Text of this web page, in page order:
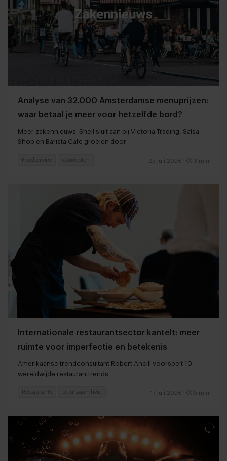
Analyse van 32.000 Amsterdamse menuprijzen:
waar betaal je meer voor hetzelfde bord?
Meer zakennieuws: Shell sluit aan bij Victoria Trading, Salsa
Shop en Barista Cafe groeien door
23 juli 2026 3 min
Foodservice Concepten
Internationale restaurantsector kantelt: meer
ruimte voor imperfectie en betekenis
Amerikaanse trendconsultant Robert Ancill voorspelt 10
wereldwijde restauranttrends
17 juli 2026 5 min
Restaurants Duurzaamheid